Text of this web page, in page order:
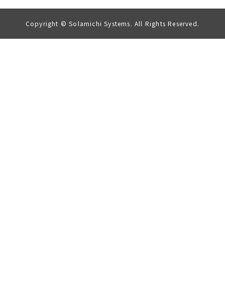
Copyright © Solamichi Systems. All Rights Reserved.